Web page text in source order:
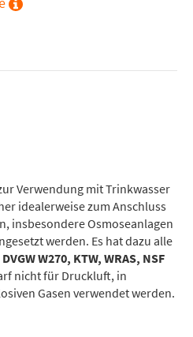
Verwendung mit Trinkwasser
idealerweise zum Anschluss
insbesondere Osmoseanlagen
werden. Es hat dazu alle
DVGW W270, KTW, WRAS, NSF
nicht für Druckluft, in
Gasen verwendet werden.